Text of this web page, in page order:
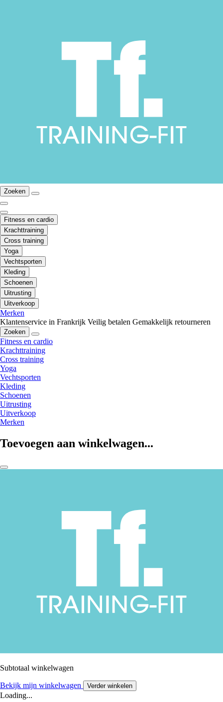
Zoeken
Fitness en cardio
Krachttraining
Cross training
Yoga
Vechtsporten
Kleding
Schoenen
Uitrusting
Uitverkoop
Merken
Klantenservice in Frankrijk Veilig betalen Gemakkelijk retourneren
Zoeken
Fitness en cardio
Krachttraining
Cross training
Yoga
Vechtsporten
Kleding
Schoenen
Uitrusting
Uitverkoop
Merken
Toevoegen aan winkelwagen...
Subtotaal winkelwagen
Bekijk mijn winkelwagen Verder winkelen
Loading...